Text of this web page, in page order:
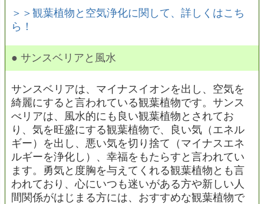
＞＞観葉植物と空気浄化に関して、詳しくはこち
ら！
● サンスベリアと風水
サンスベリアは、マイナスイオンを出し、空気を
綺麗にすると言われている観葉植物です。サンス
べリアは、風水的にも良い観葉植物とされてお
り、気を旺盛にする観葉植物で、良い気（エネル
ギー）を出し、悪い気を切り捨て（マイナスエネ
ルギーを浄化し）、幸福をもたらすと言われてい
ます。勇気と度胸を与えてくれる観葉植物とも言
われており、心にいつも迷いがある方や新しい人
間関係がはじまる方には、おすすめな観葉植物で